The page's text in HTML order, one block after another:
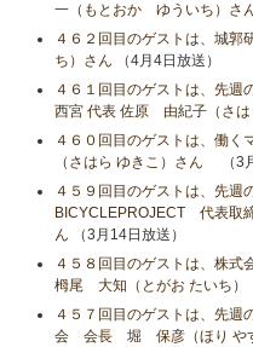
一（もとおか ゆういち）さ
４６２回目のゲストは、城
ち）さん （4月4日放送）
４６１回目のゲストは、先週
西宮 代表 佐原 由紀子（さ
４６０回目のゲストは、働
（さはら ゆきこ）さん
（3
４５９回目のゲストは、先週
BICYCLEPROJECT 代表
ん （3月14日放送）
４５８回目のゲストは、株
栂尾 大知（とがお たいち
４５７回目のゲストは、先週
会 会長 堀 保彦（ほり や